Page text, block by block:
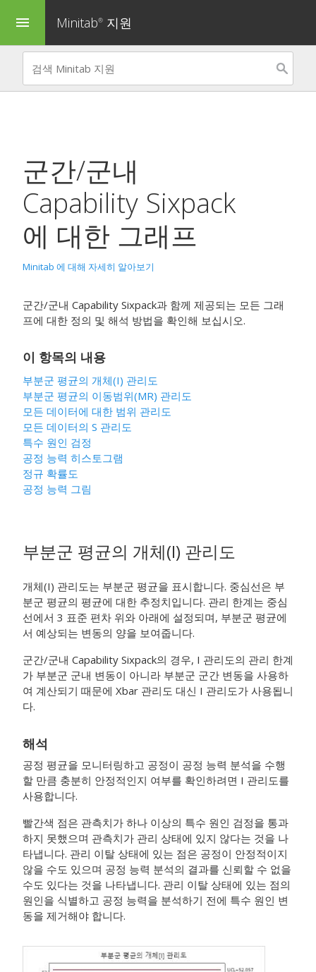
menu Minitab® 지원
군간/군내
Capability Sixpack
에 대한 그래프
Minitab 에 대해 자세히 알아보기
군간/군내 Capability Sixpack과 함께 제공되는 모든 그래
프에 대한 정의 및 해석 방법을 확인해 보십시오.
이 항목의 내용
부분군 평균의 개체(I) 관리도
부분군 평균의 이동범위(MR) 관리도
모든 데이터에 대한 범위 관리도
모든 데이터의 S 관리도
특수 원인 검정
공정 능력 히스토그램
정규 확률도
공정 능력 그림
부분군 평균의 개체(I) 관리도
개체(I) 관리도는 부분군 평균을 표시합니다. 중심선은 부
분군 평균의 평균에 대한 추정치입니다. 관리 한계는 중심
선에서 3 표준 편차 위와 아래에 설정되며, 부분군 평균에
서 예상되는 변동의 양을 보여줍니다.
군간/군내 Capability Sixpack의 경우, I 관리도의 관리 한계
가 부분군 군내 변동이 아니라 부분군 군간 변동을 사용하
여 계산되기 때문에 Xbar 관리도 대신 I 관리도가 사용됩니
다.
해석
공정 평균을 모니터링하고 공정이 공정 능력 분석을 수행
할 만큼 충분히 안정적인지 여부를 확인하려면 I 관리도를
사용합니다.
빨간색 점은 관측치가 하나 이상의 특수 원인 검정을 통과
하지 못했으며 관측치가 관리 상태에 있지 않다는 것을 나
타냅니다. 관리 이탈 상태에 있는 점은 공정이 안정적이지
않을 수도 있으며 공정 능력 분석의 결과를 신뢰할 수 없을
수도 있다는 것을 나타냅니다. 관리 이탈 상태에 있는 점의
원인을 식별하고 공정 능력을 분석하기 전에 특수 원인 변
동을 제거해야 합니다.